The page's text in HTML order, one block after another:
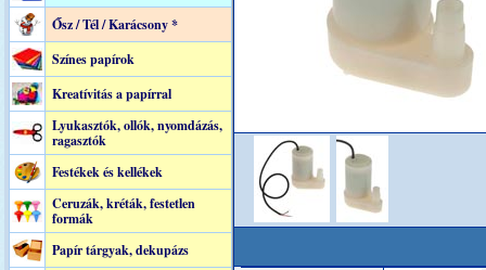
Ősz / Tél / Karácsony *
Színes papírok
Kreatívitás a papírral
Lyukasztók, ollók, nyomdázás,
ragasztók
Festékek és kellékek
Ceruzák, kréták, festetlen
formák
Papír tárgyak, dekupázs